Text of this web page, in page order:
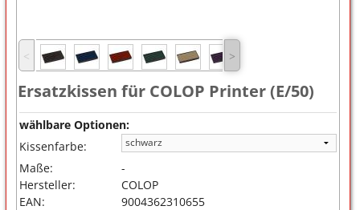
˂ ˃
Ersatzkissen für COLOP Printer (E/50)
wählbare Optionen:
Kissenfarbe:
Maße:
-
Hersteller:
COLOP
EAN:
9004362310655